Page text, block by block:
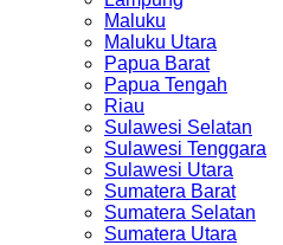
Maluku
Maluku Utara
Papua Barat
Papua Tengah
Riau
Sulawesi Selatan
Sulawesi Tenggara
Sulawesi Utara
Sumatera Barat
Sumatera Selatan
Sumatera Utara